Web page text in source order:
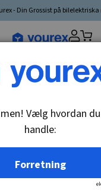
- Din Grossist på bilelektriska
valt▼
Vælg hvordan
handle:
Forretning